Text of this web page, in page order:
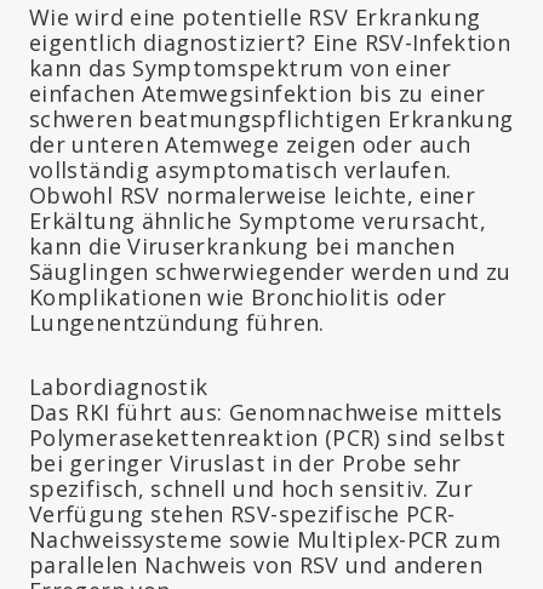
Wie wird eine potentielle RSV Erkrankung
eigentlich diagnostiziert? Eine RSV-Infektion
kann das Symptomspektrum von einer
einfachen Atemwegsinfektion bis zu einer
schweren beatmungspflichtigen Erkrankung
der unteren Atemwege zeigen oder auch
vollständig asymptomatisch verlaufen.
Obwohl RSV normalerweise leichte, einer
Erkältung ähnliche Symptome verursacht,
kann die Viruserkrankung bei manchen
Säuglingen schwerwiegender werden und zu
Komplikationen wie Bronchiolitis oder
Lungenentzündung führen.
Labordiagnostik
Das RKI führt aus: Genomnachweise mittels
Polymerasekettenreaktion (PCR) sind selbst
bei geringer Viruslast in der Probe sehr
spezifisch, schnell und hoch sensitiv. Zur
Verfügung stehen RSV-spezifische PCR-
Nachweissysteme sowie Multiplex-PCR zum
parallelen Nachweis von RSV und anderen